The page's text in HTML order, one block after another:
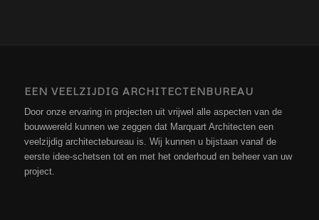
EEN VEELZIJDIG ARCHITECTENBUREAU
Door onze ervaring in projecten uit vrijwel alle aspecten van de
bouwwereld kunnen we zeggen dat Marquart Architecten een
veelzijdig architectebureau is. Wij kunnen u bijstaan vanaf de
eerste idee-schetsen tot en met het onderhoud en beheer van uw
project.